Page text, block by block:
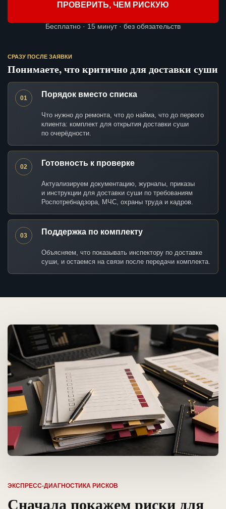
ПРОВЕРИТЬ, ЧЕМ РИСКУЮ
Бесплатно · 15 минут · без обязательств
СРАЗУ ПОСЛЕ ЗАЯВКИ
Понимаете, что критично для доставки суши
01 Порядок вместо списка
Что нужно до ремонта, что до найма, что до первого
клиента: комплект для открытия доставки суши
по очерёдности.
02 Готовность к проверке
Актуализируем документацию, журналы, приказы
и инструкции для доставки суши по требованиям
Роспотребнадзора, МЧС, охраны труда и кадров.
03 Поддержка по комплекту
Объясняем, что показывать инспектору по доставке
суши, и остаемся на связи после передачи комплекта.
ЭКСПРЕСС-ДИАГНОСТИКА РИСКОВ
Сначала покажем риски для